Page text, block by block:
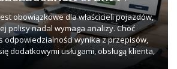
obowiązkowe dla właścicieli pojazdów,
polisy nadal wymaga analizy. Choć
odpowiedzialności wynika z przepisów,
dodatkowymi usługami, obsługą klienta,